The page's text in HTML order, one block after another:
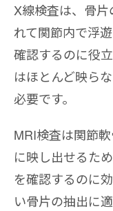
X線検査は、骨
れて関節内で浮
確認するのに役
はほとんど映ら
必要です。
MRI検査は関節
に映し出せるた
を確認するのに
い骨片の抽出に